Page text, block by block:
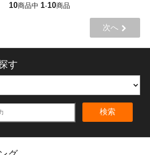
10商品中 1-10商品
次へ
す
検索